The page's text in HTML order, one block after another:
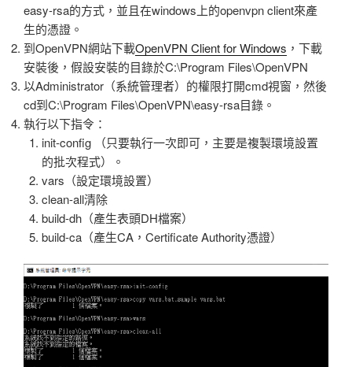
easy-rsa的方式，並且在windows上的openvpn client來產
生的憑證。
到OpenVPN網站下載OpenVPN Client for Windows ，下載
安裝後，假設安裝的目錄於C:\Program Files\OpenVPN
以Administrator（系統管理者）的權限打開cmd視窗，然後
cd到C:\Program Files\OpenVPN\easy-rsa目錄。
執行以下指令：
init-config （只要執行一次即可，主要是複製環境設置
的批次程式）。
vars（設定環境設置）
clean-all清除
build-dh（產生表頭DH檔案）
build-ca（產生CA，Certificate Authority憑證）